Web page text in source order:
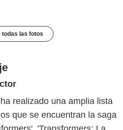
todas las fotos
realizado una amplia lista
que se encuentran la saga